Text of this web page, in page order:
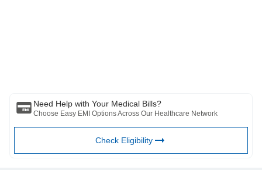
Need Help with Your Medical Bills?
Choose Easy EMI Options Across Our Healthcare Network
Check Eligibility